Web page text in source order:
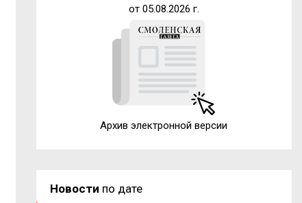
от 05.08.2026 г.
Архив электронной версии
Новости по дате